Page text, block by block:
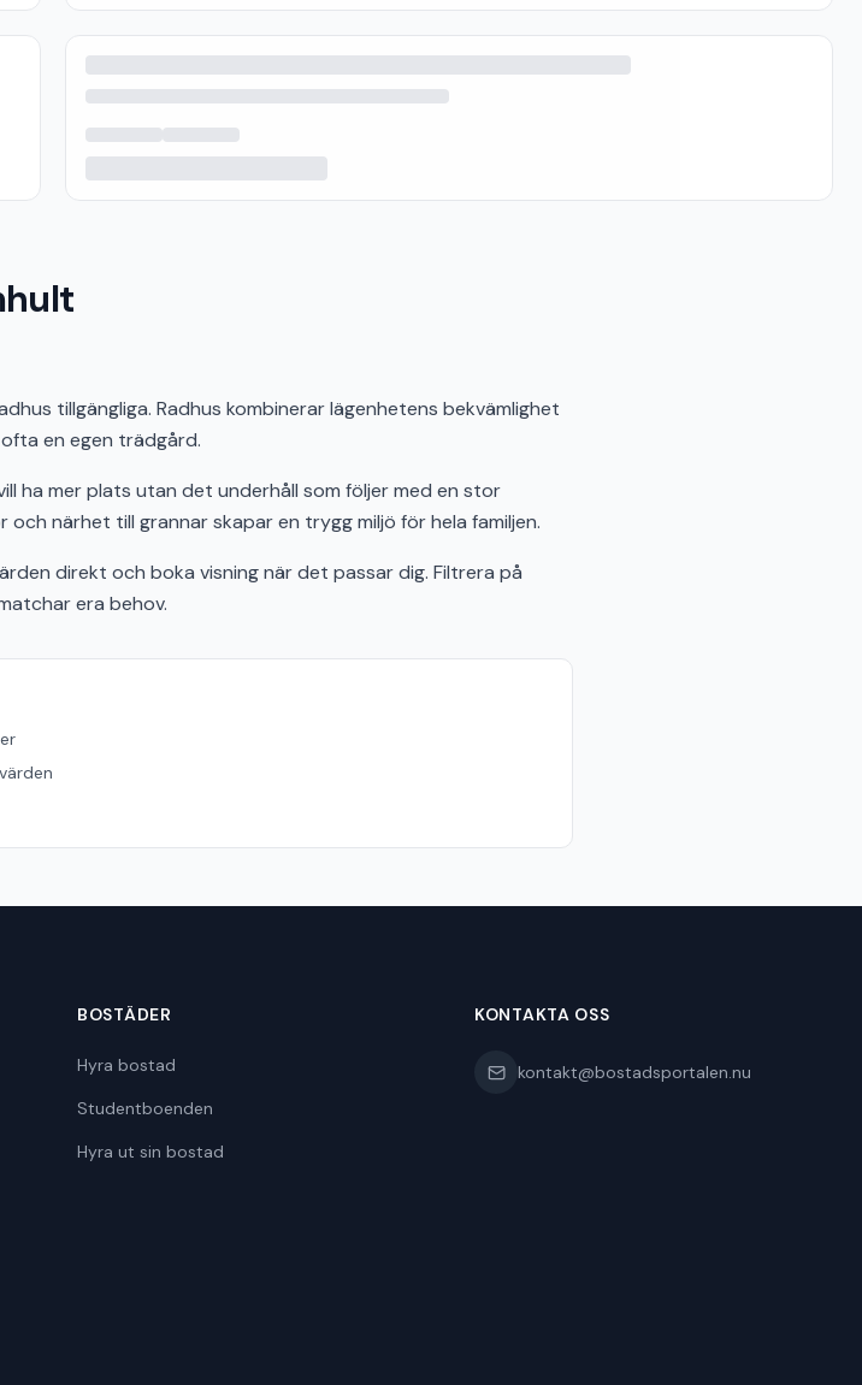
tillgängliga. Radhus kombinerar lägenhetens bekvämlighet
en egen trädgård.
ha mer plats utan det underhåll som följer med en stor
närhet till grannar skapar en trygg miljö för hela familjen.
direkt och boka visning när det passar dig. Filtrera på
era behov.
BOSTÄDER
Hyra bostad
Studentboenden
Hyra ut sin bostad
KONTAKTA OSS
kontakt@bostadsportalen.nu